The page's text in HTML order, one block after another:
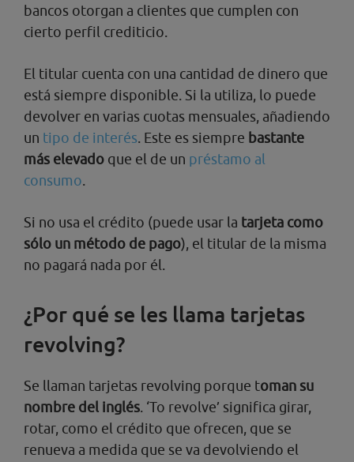
bancos otorgan a clientes que cumplen con
cierto perfil crediticio.
El titular cuenta con una cantidad de dinero que
está siempre disponible. Si la utiliza, lo puede
devolver en varias cuotas mensuales, añadiendo
un tipo de interés. Este es siempre bastante
más elevado que el de un préstamo al
consumo.
Si no usa el crédito (puede usar la tarjeta como
sólo un método de pago), el titular de la misma
no pagará nada por él.
¿Por qué se les llama tarjetas
revolving?
Se llaman tarjetas revolving porque toman su
nombre del inglés. ‘To revolve’ significa girar,
rotar, como el crédito que ofrecen, que se
renueva a medida que se va devolviendo el